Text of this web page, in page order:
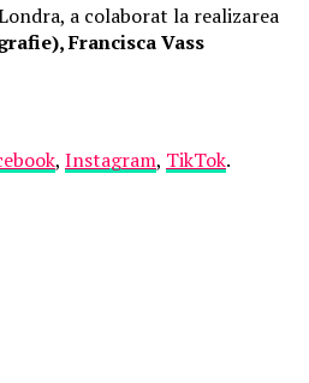
a colaborat la realizarea
Francisca Vass
, Instagram, TikTok.